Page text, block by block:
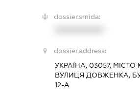
dossier.smida:
dossier.address:
УКРАЇНА, 03057, МІСТО
ВУЛИЦЯ ДОВЖЕНКА,
12-А